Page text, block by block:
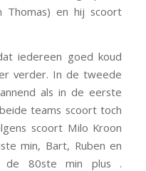
Thomas) en hij scoort
iedereen goed koud
verder. In de tweede
als in de eerste
teams scoort toch
scoort Milo Kroon
min, Bart, Ruben en
de 80ste min plus .